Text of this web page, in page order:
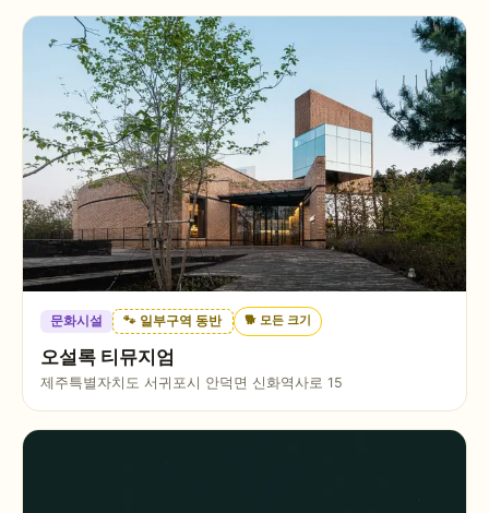
문화시설 🐾 일부구역 동반 🐕 모든 크기
오설록 티뮤지엄
제주특별자치도 서귀포시 안덕면 신화역사로 15